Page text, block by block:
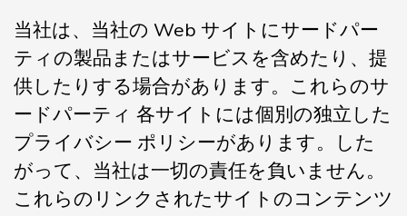
当社は、当社の Web サイトにサードパー
ティの製品またはサービスを含めたり、提
供したりする場合があります。これらのサ
ードパーティ 各サイトには個別の独立した
プライバシー ポリシーがあります。した
がって、当社は一切の責任を負いません。
これらのリンクされたサイトのコンテンツ